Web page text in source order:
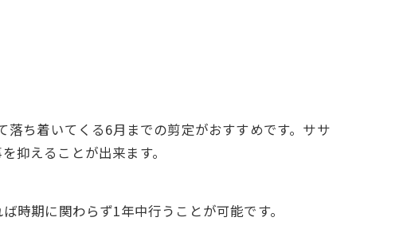
ち着いてくる6月までの剪定がおすすめです。ササ
抑えることが出来ます。
時期に関わらず1年中行うことが可能です。